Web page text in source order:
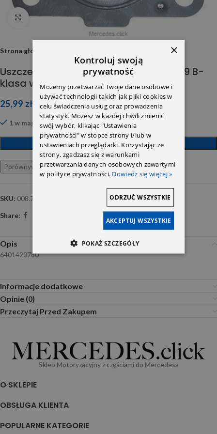
Click to enlarge
Strona główna
Uszczelka turbiny OM640 A-klasa w169 B-
klasa w245 OM640 6401420780 Elring
25,99 zł
1 w magazynie
DODAJ DO KOSZYKA
Porównywarka Ulubione
SKU: 008.781
Share:
Opis
6401420780
Informacje dodatkowe
Opinie (0)
Przeczytaj Przed Zakupem
Sklep Motoryzacyjny z częściami do Mercedesa
O SKLEPIE
OBSŁUGA KLIENTA
POPULARNE KATEGORIE
×
Kontroluj swoją
prywatność
Możemy przetwarzać Twoje dane osobowe i
używać technologii takich jak pliki cookies w
celu świadczenia usług oraz prowadzenia
statystyk. Możesz w każdej chwili zmienić
swój wybór, klikając "Ustawienia
prywatności" w stopce strony i/lub w
ustawieniach przeglądarki. Korzystając ze
strony, zgadzasz się z warunkami
przetwarzania danych osobowych zawartymi
w polityce prywatności. Dowiedz się więcej »
AKCEPTUJ WSZYSTKIE
ODRZUĆ WSZYSTKIE
POKAŻ SZCZEGÓŁY